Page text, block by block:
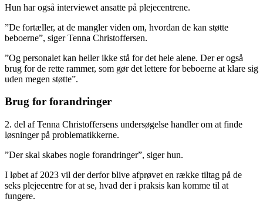
Hun har også interviewet ansatte på plejecentrene.
”De fortæller, at de mangler viden om, hvordan de kan støtte
beboerne”, siger Tenna Christoffersen.
”Og personalet kan heller ikke stå for det hele alene. Der er også
brug for de rette rammer, som gør det lettere for beboerne at klare sig
uden megen støtte”.
Brug for forandringer
2. del af Tenna Christoffersens undersøgelse handler om at finde
løsninger på problematikkerne.
”Der skal skabes nogle forandringer”, siger hun.
I løbet af 2023 vil der derfor blive afprøvet en række tiltag på de
seks plejecentre for at se, hvad der i praksis kan komme til at
fungere.